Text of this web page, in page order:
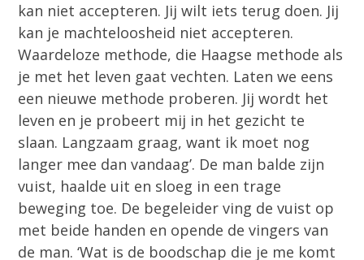
kan niet accepteren. Jij wilt iets terug doen. Jij
kan je machteloosheid niet accepteren.
Waardeloze methode, die Haagse methode als
je met het leven gaat vechten. Laten we eens
een nieuwe methode proberen. Jij wordt het
leven en je probeert mij in het gezicht te
slaan. Langzaam graag, want ik moet nog
langer mee dan vandaag’. De man balde zijn
vuist, haalde uit en sloeg in een trage
beweging toe. De begeleider ving de vuist op
met beide handen en opende de vingers van
de man. ‘Wat is de boodschap die je me komt